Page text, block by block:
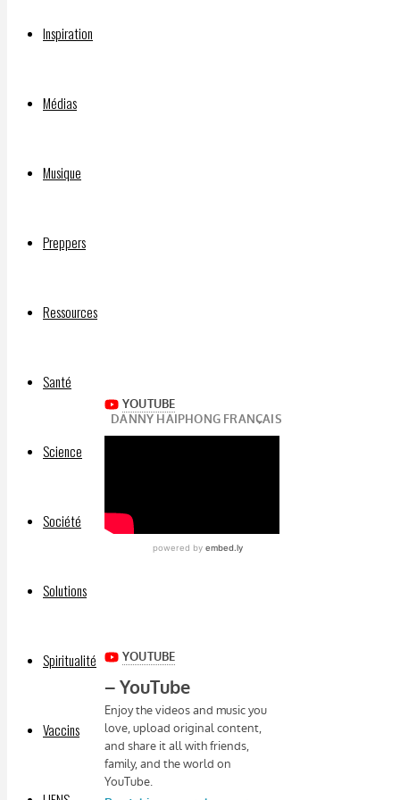
Inspiration
Médias
Musique
Preppers
Ressources
Santé
Science
Société
Solutions
Spiritualité
Vaccins